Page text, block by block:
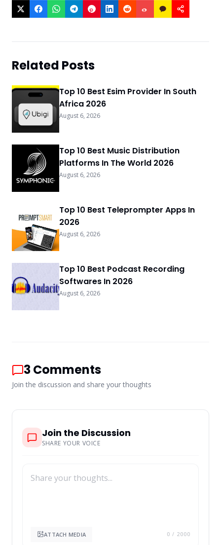
Related Posts
Top 10 Best Esim Provider In South
Africa 2026
August 6, 2026
Top 10 Best Music Distribution
Platforms In The World 2026
August 6, 2026
Top 10 Best Teleprompter Apps In
2026
August 6, 2026
Top 10 Best Podcast Recording
Softwares In 2026
August 6, 2026
3Comments
Join the discussion and share your thoughts
Join the Discussion
SHARE YOUR VOICE
ATTACH MEDIA 0 / 2000